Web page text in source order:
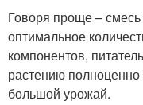
Говоря проще –
оптимальное
компонентов,
растению
большой урожай.